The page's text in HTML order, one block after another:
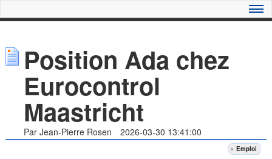
Position Ada chez
Eurocontrol
Maastricht
Par Jean-Pierre Rosen 2026-03-30 13:41:00
Emploi